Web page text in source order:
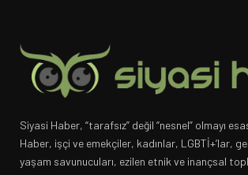
Siyasi Haber, “tarafsız” değil “nesnel” olmayı
Haber, işçi ve emekçiler, kadınlar, LGBTİ+’lar,
yaşam savunucuları, ezilen etnik ve inançsal